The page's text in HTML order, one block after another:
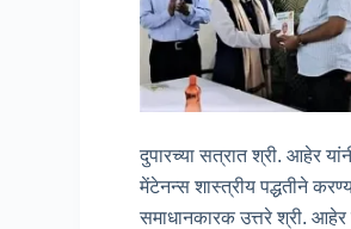
दुपारच्या सत्रात श्री. आहेर
मेंटेनन्स शास्त्रीय पद्धतीने
समाधानकारक उत्तरे श्री. आहेर